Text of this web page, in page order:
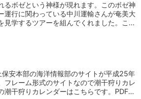
ボゼという神様が現れます。このボゼ神
運行に関わっている中川運輸さんが奄美大
学するツアーを組んでくれました。この
安本部の海洋情報部のサイトが平成25年
フレーム形式のサイトなので潮干狩りカレ
干狩りカレンダーはこちらです。PDF版